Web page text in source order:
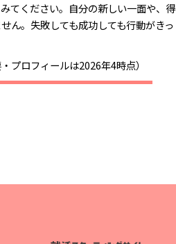
てください。自分の新しい一面や、得
ん。失敗しても成功しても行動がきっ
プロフィールは2026年4時点）